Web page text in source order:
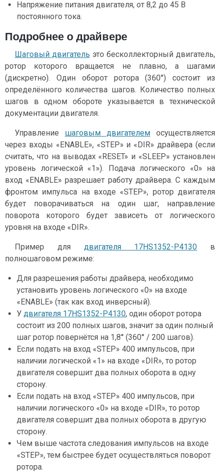
Напряжение питания двигателя, от 8,2 до 45 В
постоянного тока.
Подробнее о драйвере
Шаговый двигатель это бесколлекторный двигатель,
ротор которого вращается не плавно, а шагами
(дискретно). Один оборот ротора (360°) состоит из
определённого количества шагов. Количество полных
шагов в одном обороте указывается в технической
документации двигателя.
Управление шаговым двигателем осуществляется
через входы «ENABLE», «STEP» и «DIR» драйвера (если
считать, что на выводах «RESET» и «SLEEP» установлен
уровень логической «1»). Подача логического «0» на
вход «ENABLE» разрешает работу драйвера. С каждым
фронтом импульса на входе «STEP», ротор двигателя
будет поворачиваться на один шаг, направление
поворота которого будет зависеть от логического
уровня на входе «DIR».
Пример для двигателя 17HS1352-P4130 в
полношаговом режиме:
Для разрешения работы драйвера, необходимо
установить уровень логического «0» на входе
«ENABLE» (так как вход инверсный).
У двигателя 17HS1352-P4130, один оборот ротора
состоит из 200 полных шагов, значит за один полный
шаг ротор повернётся на 1,8° (360° / 200 шагов).
Если подать на вход «STEP» 400 импульсов, при
наличии логической «1» на входе «DIR», то ротор
двигателя совершит два полных оборота в одну
сторону.
Если подать на вход «STEP» 400 импульсов, при
наличии логического «0» на входе «DIR», то ротор
двигателя совершит два полных оборота в другую
сторону.
Чем выше частота следования импульсов на входе
«STEP», тем быстрее будет осуществляться поворот
ротора.